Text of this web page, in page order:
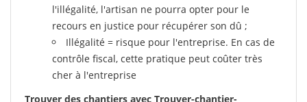
l'illégalité, l'artisan ne pourra opter pour le
recours en justice pour récupérer son dû ;
Illégalité = risque pour l'entreprise. En cas de
contrôle fiscal, cette pratique peut coûter très
cher à l'entreprise
Trouver des chantiers avec Trouver-chantier-